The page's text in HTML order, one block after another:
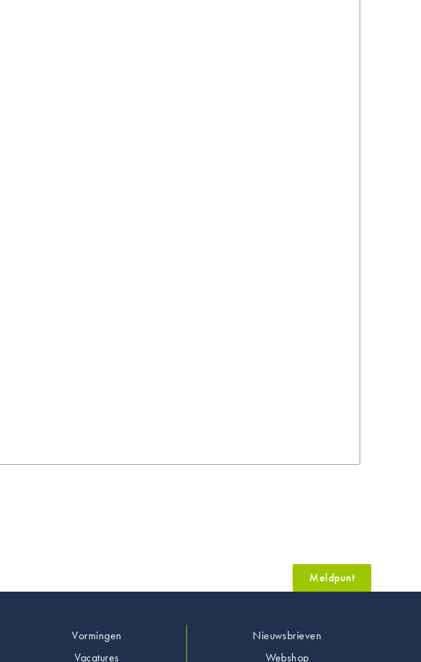
Meldpunt
Vormingen
Vacatures
Nieuwsbrieven
Webshop